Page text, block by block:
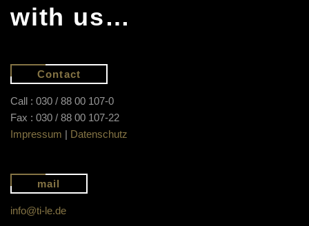
with us…
Contact
Call : 030 / 88 00 107-0
Fax : 030 / 88 00 107-22
Impressum | Datenschutz
mail
info@ti-le.de